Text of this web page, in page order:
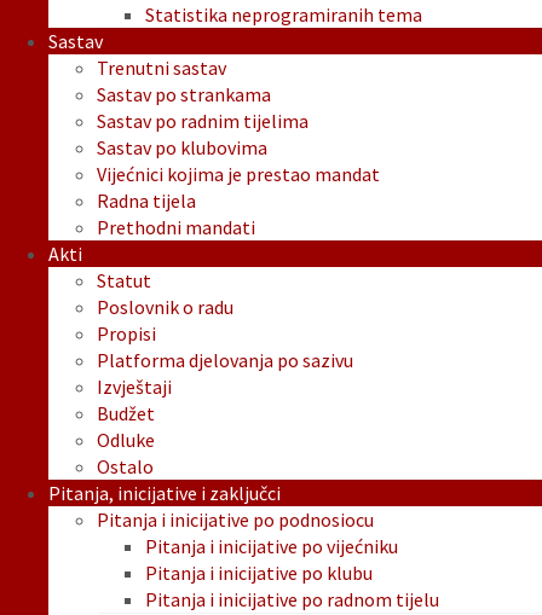
Statistika neprogramiranih tema
Sastav
Trenutni sastav
Sastav po strankama
Sastav po radnim tijelima
Sastav po klubovima
Vijećnici kojima je prestao mandat
Radna tijela
Prethodni mandati
Akti
Statut
Poslovnik o radu
Propisi
Platforma djelovanja po sazivu
Izvještaji
Budžet
Odluke
Ostalo
Pitanja, inicijative i zaključci
Pitanja i inicijative po podnosiocu
Pitanja i inicijative po vijećniku
Pitanja i inicijative po klubu
Pitanja i inicijative po radnom tijelu